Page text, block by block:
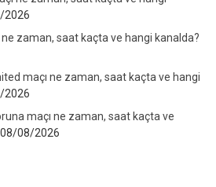
2026
ne zaman, saat kaçta ve hangi kanalda?
maçı ne zaman, saat kaçta ve hangi
2026
maçı ne zaman, saat kaçta ve
08/08/2026